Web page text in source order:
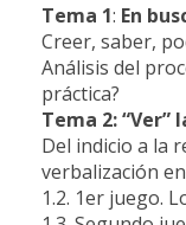
Tema 1: En
Creer, saber,
Análisis del
práctica?
Tema 2:
Del indicio a la
verbalización
1.2. 1er juego.